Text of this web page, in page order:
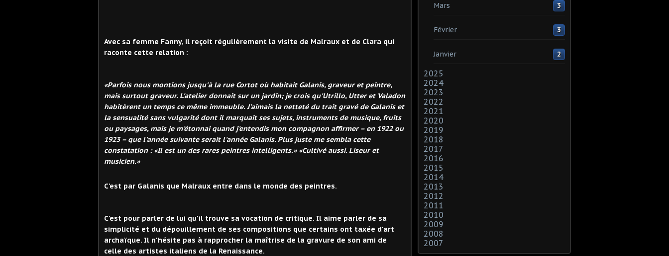
Avec sa femme Fanny, il reçoit régulièrement la visite de Malraux et de Clara qui
raconte cette relation :
«Parfois nous montions jusqu'à la rue Cortot où habitait Galanis, graveur et peintre,
mais surtout graveur. L'atelier donnait sur un jardin; je crois qu'Utrillo, Utter et Valadon
habitèrent un temps ce même immeuble. J'aimais la netteté du trait gravé de Galanis et
la sensualité sans vulgarité dont il marquait ses sujets, instruments de musique, fruits
ou paysages, mais je m'étonnai quand j'entendis mon compagnon affirmer – en 1922 ou
1923 – que l'année suivante serait l'année Galanis. Plus juste me sembla cette
constatation : «Il est un des rares peintres intelligents.» «Cultivé aussi. Liseur et
musicien.»
C'est par Galanis que Malraux entre dans le monde des peintres.
C'est pour parler de lui qu'il trouve sa vocation de critique. Il aime parler de sa
simplicité et du dépouillement de ses compositions que certains ont taxée d'art
archaïque. Il n'hésite pas à rapprocher la maîtrise de la gravure de son ami de
celle des artistes italiens de la Renaissance.
Mars 3
Février 3
Janvier 2
2025
2024
2023
2022
2021
2020
2019
2018
2017
2016
2015
2014
2013
2012
2011
2010
2009
2008
2007